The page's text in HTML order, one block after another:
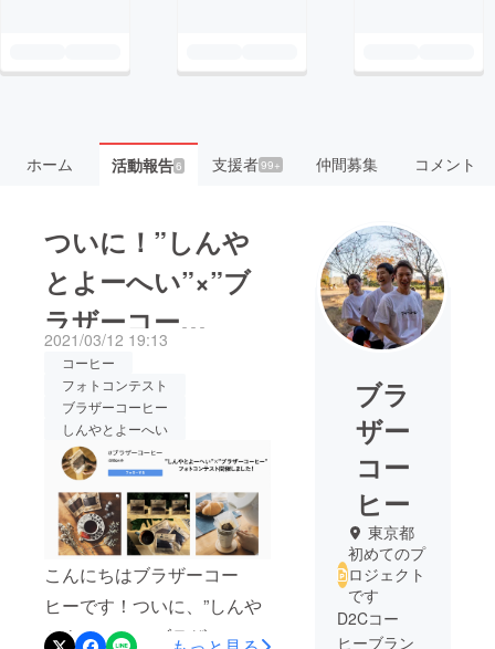
ホーム 活動報告6 支援者99+ 仲間募集 コメント
ついに！”しんや
とよーへい”×”ブ
ラザーコー
ヒー”のフォトコ
ンテスト開催！！
2021/03/12 19:13
コーヒー
フォトコンテスト
ブラザーコーヒー
しんやとよーへい
こんにちはブラザーコー
ヒーです！ついに、”しんや
とよーへい”×”ブラザーコー
ブラ
ザー
コー
ヒー
東京都
初めてのプ
ロジェクト
です
D2Cコー
ヒーブラン